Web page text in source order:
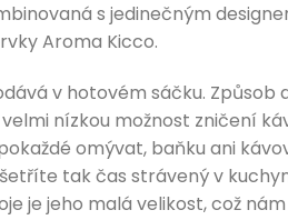
s jedinečným
Aroma Kicco.
v hotovém sáčku.
nízkou možnost zničení
omývat, baňku ani
tak čas strávený v
je jeho malá velikost, což